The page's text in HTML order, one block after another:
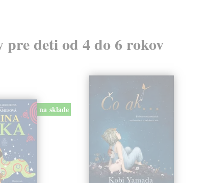
pre deti od 4 do 6 rokov
na sklade